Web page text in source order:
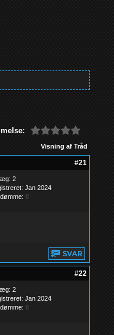
Visning af Tråd
#21
2
Jan 2024
0
#22
2
Jan 2024
0